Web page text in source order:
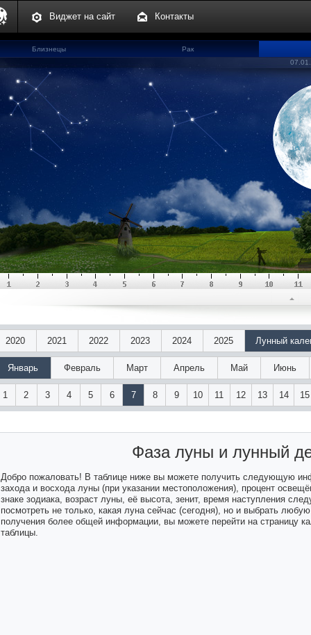
Виджет на сайт Контакты
Близнецы Рак
2020 2021 2022 2023 2024 2025 Лунный
Январь Февраль Март Апрель Май Июнь
1 2 3 4 5 6 7 8 9 10 11 12 13 14 15
Фаза луны и лунный
Добро пожаловать! В таблице ниже вы можете получить следующую
захода и восхода луны (при указании местоположения), процент
знаке зодиака, возраст луны, её высота, зенит, время наступления
посмотреть не только, какая луна сейчас (сегодня), но и выбрать
получения более общей информации, вы можете перейти на страницу
таблицы.